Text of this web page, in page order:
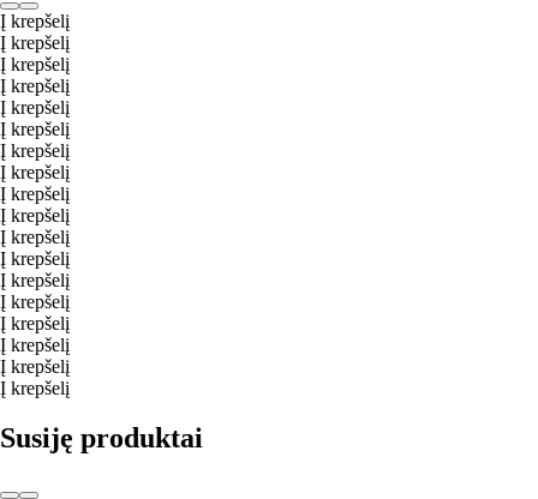
Į krepšelį
Į krepšelį
Į krepšelį
Į krepšelį
Į krepšelį
Į krepšelį
Į krepšelį
Į krepšelį
Į krepšelį
Į krepšelį
Į krepšelį
Į krepšelį
Į krepšelį
Į krepšelį
Į krepšelį
Į krepšelį
Į krepšelį
Į krepšelį
Susiję produktai